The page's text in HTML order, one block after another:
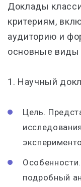
Доклады
критериям,
аудиторию и
основные виды
1. Научный
Цель.
подробный